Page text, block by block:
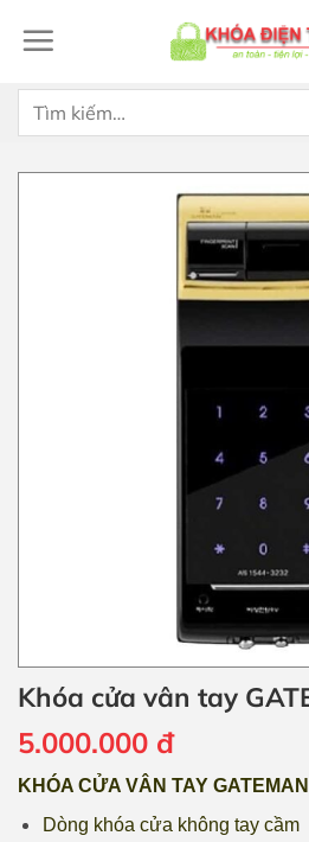
qua
dung
Tìm
Khóa cửa vân tay
5.000.000 đ
KHÓA CỬA VÂN TAY
Dòng khóa cửa không tay cầm